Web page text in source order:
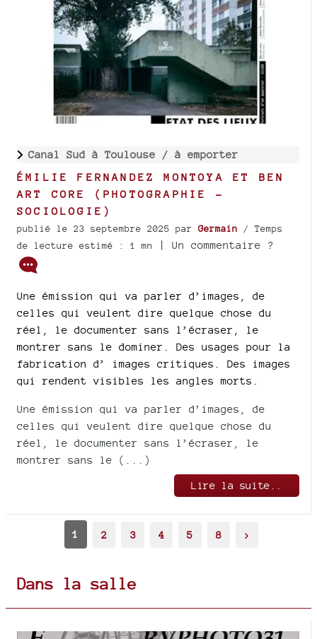
Canal Sud à Toulouse / à emporter
ÉMILIE FERNANDEZ MONTOYA ET BEN
ART CORE (PHOTOGRAPHIE -
SOCIOLOGIE)
publié le 23 septembre 2025 parGermain / Temps
de lecture estimé : 1 mn
| Un commentaire ?
Une émission qui va parler d’images, de
celles qui veulent dire quelque chose du
réel, le documenter sans l’écraser, le
montrer sans le dominer. Des usages pour la
fabrication d’ images critiques. Des images
qui rendent visibles les angles morts.
Une émission qui va parler d’images, de
celles qui veulent dire quelque chose du
réel, le documenter sans l’écraser, le
montrer sans le (...)
Lire la suite..
1 2 3 4 5 8 >
Dans la salle